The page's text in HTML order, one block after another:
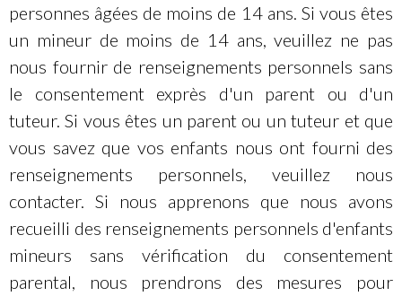
personnes âgées de moins de 14 ans. Si vous êtes
un mineur de moins de 14 ans, veuillez ne pas
nous fournir de renseignements personnels sans
le consentement exprès d'un parent ou d'un
tuteur. Si vous êtes un parent ou un tuteur et que
vous savez que vos enfants nous ont fourni des
renseignements personnels, veuillez nous
contacter. Si nous apprenons que nous avons
recueilli des renseignements personnels d'enfants
mineurs sans vérification du consentement
parental, nous prendrons des mesures pour